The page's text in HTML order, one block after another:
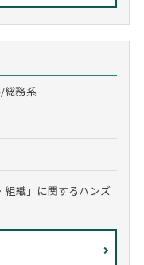
総務系
組織」に関するハンズ